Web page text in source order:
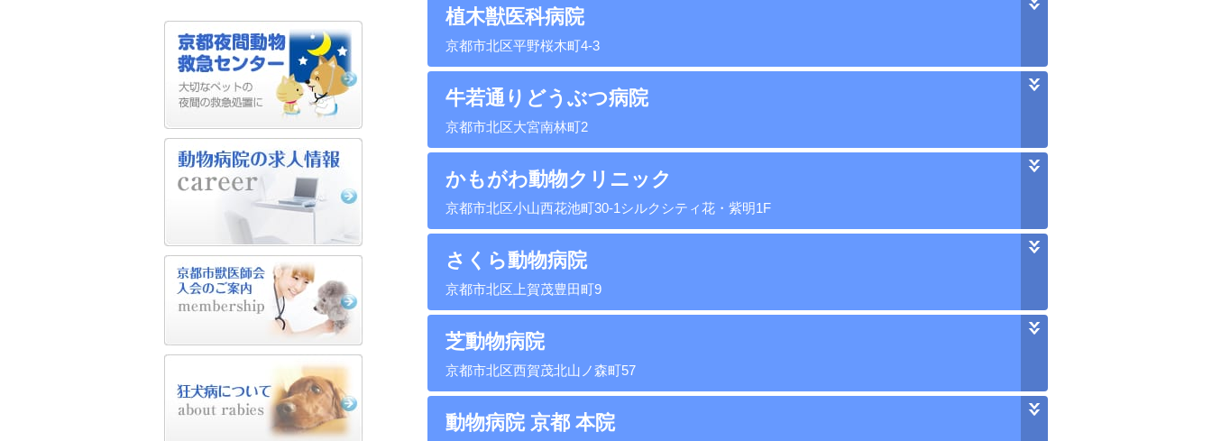
植木獣医科病院
京都市北区平野桜木町4-3
牛若通りどうぶつ病院
京都市北区大宮南林町2
かもがわ動物クリニック
京都市北区小山西花池町30-1シルクシティ花・紫明1F
さくら動物病院
京都市北区上賀茂豊田町9
芝動物病院
京都市北区西賀茂北山ノ森町57
動物病院 京都 本院